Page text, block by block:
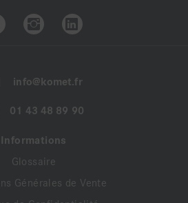
info@komet.fr
01 43 48 89 90
Informations
Glossaire
Générales de Vente